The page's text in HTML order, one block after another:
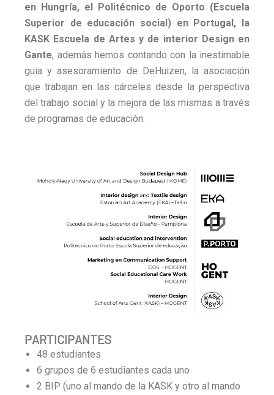
en Hungría, el Politécnico de Oporto (Escuela
Superior de educación social) en Portugal, la
KASK Escuela de Artes y de interior Design en
Gante, además hemos contando con la inestimable
guia y asesoramiento de DeHuizen, la asociación
que trabajan en las cárceles desde la perspectiva
del trabajo social y la mejora de las mismas a través
de programas de educación.
PARTICIPANTES
48 estudiantes
6 grupos de 6 estudiantes cada uno
2 BIP (uno al mando de la KASK y otro al mando